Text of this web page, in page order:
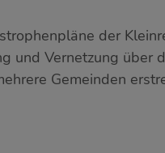
der
und Vernetzung
Gemeinden